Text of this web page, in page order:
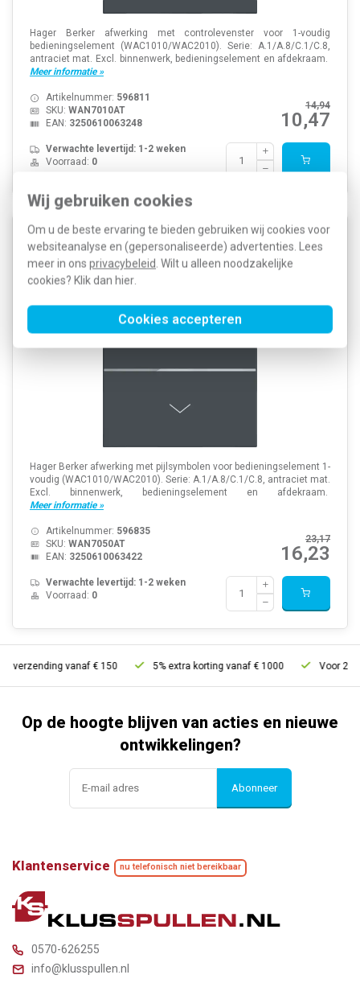
Wij gebruiken cookies
Om u de beste ervaring te bieden gebruiken wij cookies voor
websiteanalyse en (gepersonaliseerde) advertenties. Lees
meer in ons privacybeleid. Wilt u alleen noodzakelijke
cookies? Klik dan hier.
Cookies accepteren
Hager Berker afwerking met controlevenster voor 1-voudig
bedieningselement (WAC1010/WAC2010). Serie: A.1/A.8/C.1/C.8,
antraciet mat. Excl. binnenwerk, bedieningselement en afdekraam.
Meer informatie »
14,94
10,47
Artikelnummer: 596811
SKU: WAN7010AT
EAN: 3250610063248
Verwachte levertijd: 1-2 weken
Voorraad: 0
Hager Berker WAN7050AT knop met pijlsymbolen
voor bedieningselement 1-voudig A1/A8/C1/C8
antraciet mat
Hager Berker afwerking met pijlsymbolen voor bedieningselement 1-
voudig (WAC1010/WAC2010). Serie: A.1/A.8/C.1/C.8, antraciet mat.
Excl. binnenwerk, bedieningselement en afdekraam.
Meer informatie »
23,17
16,23
Artikelnummer: 596835
SKU: WAN7050AT
EAN: 3250610063422
Verwachte levertijd: 1-2 weken
Voorraad: 0
verzending vanaf € 150 5% extra korting vanaf € 1000 Voor 21u
Op de hoogte blijven van acties en nieuwe
ontwikkelingen?
Abonneer
Klantenservice nu telefonisch niet bereikbaar
0570-626255
info@klusspullen.nl